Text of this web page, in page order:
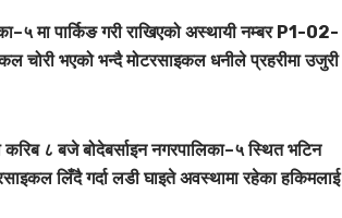
मा पार्किङ गरी राखिएको अस्थायी नम्बर P1-02-
चोरी भएको भन्दै मोटरसाइकल धनीले प्रहरीमा उजुरी
८ बजे बोदेबर्साइन नगरपालिका–५ स्थित भटिन
लिँदै गर्दा लडी घाइते अवस्थामा रहेका हकिमलाई